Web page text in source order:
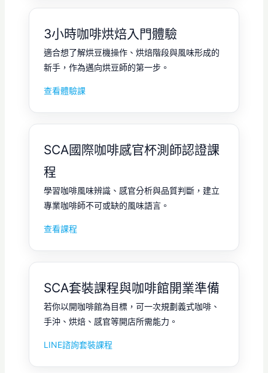
3小時咖啡烘焙入門體驗
適合想了解烘豆機操作、烘焙階段與風味形成的
新手，作為邁向烘豆師的第一步。
查看體驗課
SCA國際咖啡感官杯測師認證課
程
學習咖啡風味辨識、感官分析與品質判斷，建立
專業咖啡師不可或缺的風味語言。
查看課程
SCA套裝課程與咖啡館開業準備
若你以開咖啡館為目標，可一次規劃義式咖啡、
手沖、烘焙、感官等開店所需能力。
LINE諮詢套裝課程